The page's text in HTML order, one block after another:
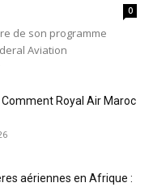
0
de son programme
Aviation
Royal Air Maroc
aériennes en Afrique :